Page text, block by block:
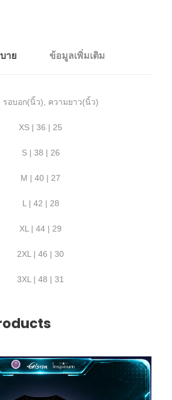
าย ข้อมูลเพิ่มเติม
รอบอก(นิ้ว), ความยาว(นิ้ว)
XS | 36 | 25
S | 38 | 26
M | 40 | 27
L | 42 | 28
XL | 44 | 29
2XL | 46 | 30
3XL | 48 | 31